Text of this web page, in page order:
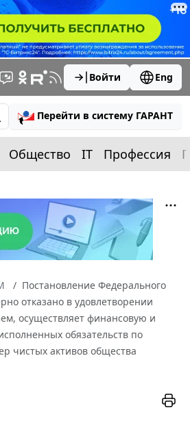
Войти Eng
Перейти в систему ГАРАНТ
Общество IT Профессия
Постановление Федерального
отказано в удовлетворении
осуществляет финансовую и
обязательств по
чистых активов общества